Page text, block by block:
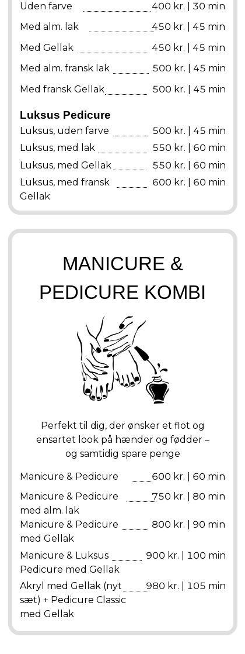
Uden farve
400 kr. | 30 min
Med alm. lak
450 kr. | 45 min
Med Gellak
450 kr. | 45 min
Med alm. fransk lak
500 kr. | 45 min
Med fransk Gellak
500 kr. | 45 min
Luksus, uden farve 500 kr. | 45 min
Luksus Pedicure
Luksus, med lak
550 kr. | 60 min
Luksus, med Gellak
550 kr. | 60 min
Luksus, med fransk
Gellak
600 kr. | 60 min
MANICURE &
PEDICURE KOMBI
Perfekt til dig, der ønsker et flot og
ensartet look på hænder og fødder –
og samtidig spare penge
Manicure & Pedicure
600 kr. | 60 min
Manicure & Pedicure
med alm. lak
750 kr. | 80 min
Manicure & Pedicure
med Gellak
800 kr. | 90 min
Manicure & Luksus
Pedicure med Gellak
900 kr. | 100 min
Akryl med Gellak (nyt
sæt) + Pedicure Classic
med Gellak
980 kr. | 105 min